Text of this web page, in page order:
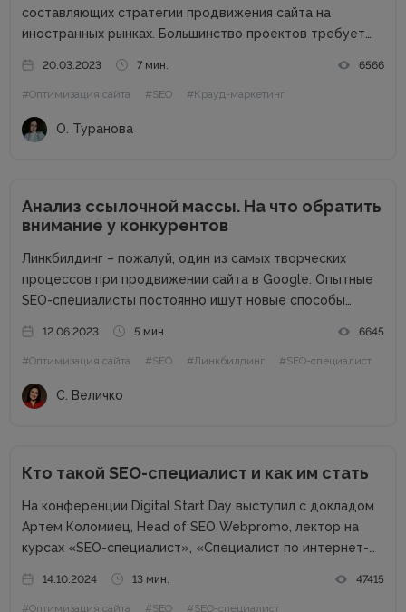
составляющих стратегии продвижения сайта на
иностранных рынках. Большинство проектов требует
узнаваемости бренда и попадания на первые позиции
выдачи Google по ключевым запросам. Обратные
ссылки являются одним из факторов ранжирования,
которые...
20.03.2023 7 мин. 6566
#Оптимизация сайта #SEO #Крауд-маркетинг
О. Туранова
Анализ ссылочной массы. На что обратить
внимание у конкурентов
Линкбилдинг – пожалуй, один из самых творческих
процессов при продвижении сайта в Google. Опытные
SEO-специалисты постоянно ищут новые способы
будут стоить недорого, при этом подталкивать нужные
страницы по ключевым запросам. В этой статье мы...
12.06.2023 5 мин. 6645
#Оптимизация сайта #SEO #Линкбилдинг #SEO-специалист
С. Величко
Кто такой SEO-специалист и как им стать
На конференции Digital Start Day выступил с докладом
Артем Коломиец, Head of SEO Webpromo, лектор на
курсах «SEO-специалист», «Специалист по интернет-
специалист, что должен знать и уметь, насколько
14.10.2024 13 мин. 47415
#Оптимизация сайта #SEO #SEO-специалист